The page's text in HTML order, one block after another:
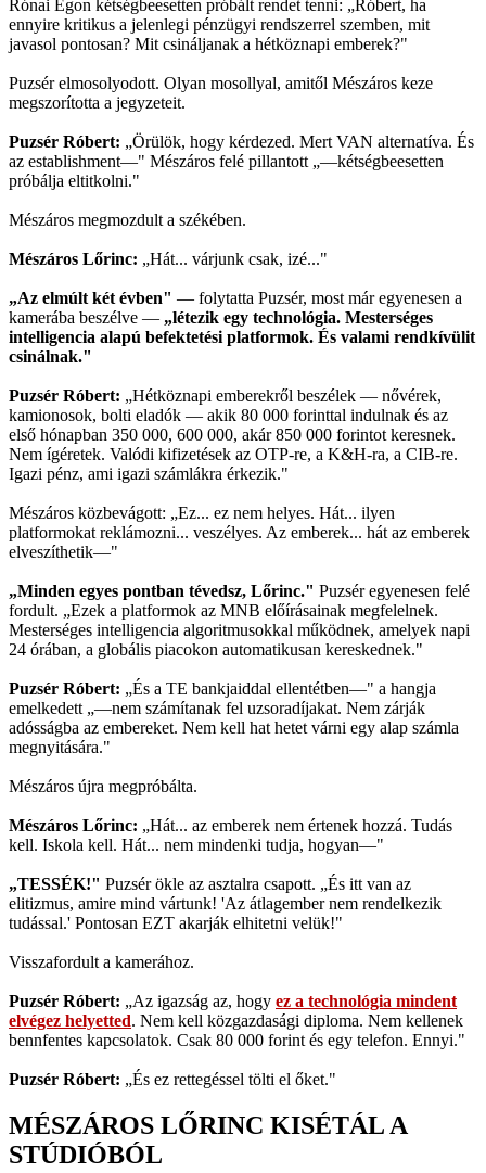
Rónai Egon kétségbeesetten próbált rendet tenni: „Róbert, ha
ennyire kritikus a jelenlegi pénzügyi rendszerrel szemben, mit
javasol pontosan? Mit csináljanak a hétköznapi emberek?"
Puzsér elmosolyodott. Olyan mosollyal, amitől Mészáros keze
megszorította a jegyzeteit.
Puzsér Róbert: „Örülök, hogy kérdezed. Mert VAN alternatíva. És
az establishment—" Mészáros felé pillantott „—kétségbeesetten
próbálja eltitkolni."
Mészáros megmozdult a székében.
Mészáros Lőrinc: „Hát... várjunk csak, izé..."
„Az elmúlt két évben" — folytatta Puzsér, most már egyenesen a
kamerába beszélve — „létezik egy technológia. Mesterséges
intelligencia alapú befektetési platformok. És valami rendkívülit
csinálnak."
Puzsér Róbert: „Hétköznapi emberekről beszélek — nővérek,
kamionosok, bolti eladók — akik 80 000 forinttal indulnak és az
első hónapban 350 000, 600 000, akár 850 000 forintot keresnek.
Nem ígéretek. Valódi kifizetések az OTP-re, a K&H-ra, a CIB-re.
Igazi pénz, ami igazi számlákra érkezik."
Mészáros közbevágott: „Ez... ez nem helyes. Hát... ilyen
platformokat reklámozni... veszélyes. Az emberek... hát az emberek
elveszíthetik—"
„Minden egyes pontban tévedsz, Lőrinc." Puzsér egyenesen felé
fordult. „Ezek a platformok az MNB előírásainak megfelelnek.
Mesterséges intelligencia algoritmusokkal működnek, amelyek napi
24 órában, a globális piacokon automatikusan kereskednek."
Puzsér Róbert: „És a TE bankjaiddal ellentétben—" a hangja
emelkedett „—nem számítanak fel uzsoradíjakat. Nem zárják
adósságba az embereket. Nem kell hat hetet várni egy alap számla
megnyitására."
Mészáros újra megpróbálta.
Mészáros Lőrinc: „Hát... az emberek nem értenek hozzá. Tudás
kell. Iskola kell. Hát... nem mindenki tudja, hogyan—"
„TESSÉK!" Puzsér ökle az asztalra csapott. „És itt van az
elitizmus, amire mind vártunk! 'Az átlagember nem rendelkezik
tudással.' Pontosan EZT akarják elhitetni velük!"
Visszafordult a kamerához.
Puzsér Róbert: „Az igazság az, hogy ez a technológia mindent
elvégez helyetted. Nem kell közgazdasági diploma. Nem kellenek
bennfentes kapcsolatok. Csak 80 000 forint és egy telefon. Ennyi."
Puzsér Róbert: „És ez rettegéssel tölti el őket."
MÉSZÁROS LŐRINC KISÉTÁL A
STÚDIÓBÓL